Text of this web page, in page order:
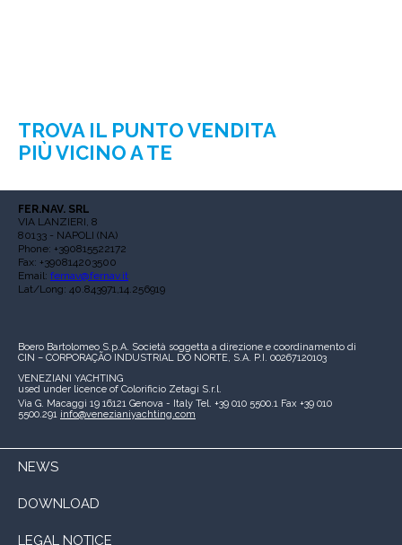
TROVA IL PUNTO VENDITA
PIÙ VICINO A TE
FER.NAV. SRL
VIA LANZIERI, 8
80133 - NAPOLI (NA)
Phone: +390815522172
Fax: +390814203500
Email: fernav@fernav.it
Lat/Long: 40.843971,14.256919
Boero Bartolomeo S.p.A. Società soggetta a direzione e coordinamento di
CIN – CORPORAÇÃO INDUSTRIAL DO NORTE, S.A. P.I. 00267120103
VENEZIANI YACHTING
used under licence of Colorificio Zetagi S.r.l.
Via G. Macaggi 19 16121 Genova - Italy Tel. +39 010 5500.1 Fax +39 010
5500.291 info@venezianiyachting.com
NEWS
DOWNLOAD
LEGAL NOTICE